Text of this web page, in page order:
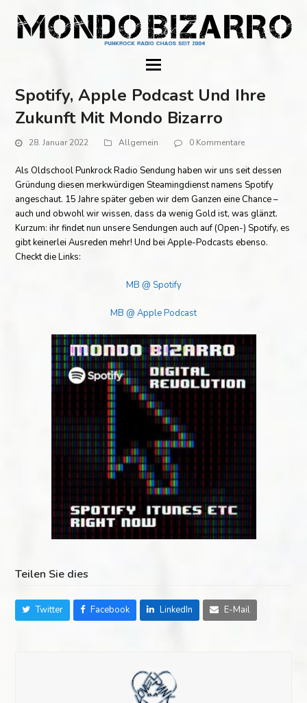
Spotify, Apple Podcast Und Ihre
Zukunft Mit Mondo Bizarro
28. Januar 2022 Allgemein 0 Kommentare
Als Oldschool Punkrock Radio Sendung haben wir uns seit dessen
Gründung diesen merkwürdigen Steamingdienst namens Spotify
angeschaut. 15 Jahre später geben wir dem Ganzen eine Chance –
auch und obwohl wir wissen, dass da wenig Gold ist, was glänzt.
Kurzum: ihr findet nun unsere Sendungen auch auf (Open-) Spotify, es
gibt keinerlei Ausreden mehr! Und bei Apple-Podcasts ebenso.
Checkt die Links:
MB @ Spotify
MB @ Apple Podcast
Teilen Sie dies
Twitter Facebook LinkedIn E-Mail